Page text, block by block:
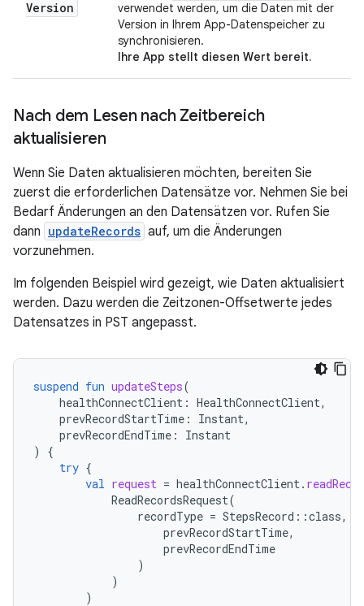
Version
verwendet werden, um die Daten mit der
Version in Ihrem App-Datenspeicher zu
synchronisieren.
Ihre App stellt diesen Wert bereit.
Nach dem Lesen nach Zeitbereich
aktualisieren
Wenn Sie Daten aktualisieren möchten, bereiten Sie
zuerst die erforderlichen Datensätze vor. Nehmen Sie bei
Bedarf Änderungen an den Datensätzen vor. Rufen Sie
dann updateRecords auf, um die Änderungen
vorzunehmen.
Im folgenden Beispiel wird gezeigt, wie Daten aktualisiert
werden. Dazu werden die Zeitzonen-Offsetwerte jedes
Datensatzes in PST angepasst.
suspend fun updateSteps(
healthConnectClient : HealthConnectClient,
prevRecordStartTime : Instant,
prevRecordEndTime :
Instant
)
{
try {
val request = healthConnectClient.
ReadRecordsRequest(
recordType = StepsRecord ::class,
prevRecordStartTime,
prevRecordEndTime
)
)
)